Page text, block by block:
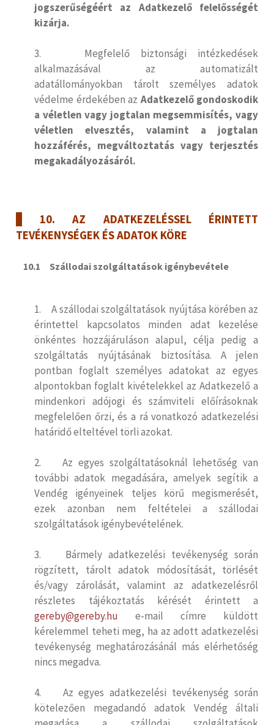
jogszerűségéért az Adatkezelő felelősségét
kizárja.
3. Megfelelő biztonsági intézkedések
alkalmazásával az automatizált
adatállományokban tárolt személyes adatok
védelme érdekében az Adatkezelő gondoskodik
a véletlen vagy jogtalan megsemmisítés, vagy
véletlen elvesztés, valamint a jogtalan
hozzáférés, megváltoztatás vagy terjesztés
megakadályozásáról.
10. AZ ADATKEZELÉSSEL ÉRINTETT
TEVÉKENYSÉGEK ÉS ADATOK KÖRE
10.1 Szállodai szolgáltatások igénybevétele
1. A szállodai szolgáltatások nyújtása körében az
érintettel kapcsolatos minden adat kezelése
önkéntes hozzájáruláson alapul, célja pedig a
szolgáltatás nyújtásának biztosítása. A jelen
pontban foglalt személyes adatokat az egyes
alpontokban foglalt kivételekkel az Adatkezelő a
mindenkori adójogi és számviteli előírásoknak
megfelelően őrzi, és a rá vonatkozó adatkezelési
határidő elteltével törli azokat.
2. Az egyes szolgáltatásoknál lehetőség van
további adatok megadására, amelyek segítik a
Vendég igényeinek teljes körű megismerését,
ezek azonban nem feltételei a szállodai
szolgáltatások igénybevételének.
3. Bármely adatkezelési tevékenység során
rögzített, tárolt adatok módosítását, törlését
és/vagy zárolását, valamint az adatkezelésről
részletes tájékoztatás kérését érintett a
gereby@gereby.hu e-mail címre küldött
kérelemmel teheti meg, ha az adott adatkezelési
tevékenység meghatározásánál más elérhetőség
nincs megadva.
4. Az egyes adatkezelési tevékenység során
kötelezően megadandó adatok Vendég általi